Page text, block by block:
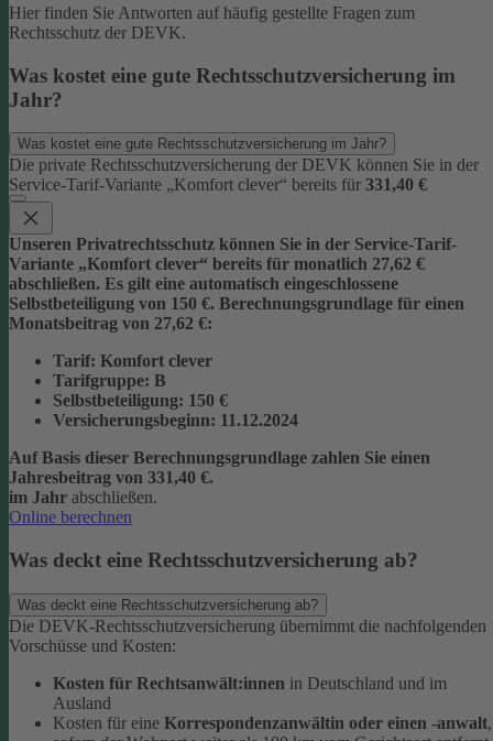
Hier finden Sie Antworten auf häufig gestellte Fragen zum
Rechtsschutz der DEVK.
Was kostet eine gute Rechtsschutzversicherung im
Jahr?
Was kostet eine gute Rechtsschutzversicherung im Jahr?
Die private Rechtsschutzversicherung der DEVK können Sie in der
Service-Tarif-Variante „Komfort clever“ bereits für 331,40 €
Unseren Privatrechtsschutz können Sie in der Service-Tarif-
Variante „Komfort clever“ bereits für monatlich 27,62 €
abschließen. Es gilt eine automatisch eingeschlossene
Selbstbeteiligung von 150 €. Berechnungsgrundlage für einen
Monatsbeitrag von 27,62 €:
Tarif: Komfort clever
Tarifgruppe: B
Selbstbeteiligung: 150 €
Versicherungsbeginn: 11.12.2024
Auf Basis dieser Berechnungsgrundlage zahlen Sie einen
Jahresbeitrag von 331,40 €.
im Jahr abschließen.
Online berechnen
Was deckt eine Rechtsschutzversicherung ab?
Was deckt eine Rechtsschutzversicherung ab?
Die DEVK-Rechtsschutzversicherung übernimmt die nachfolgenden
Vorschüsse und Kosten:
Kosten für Rechtsanwält:innen in Deutschland und im
Ausland
Kosten für eine Korrespondenzanwältin oder einen -anwalt,